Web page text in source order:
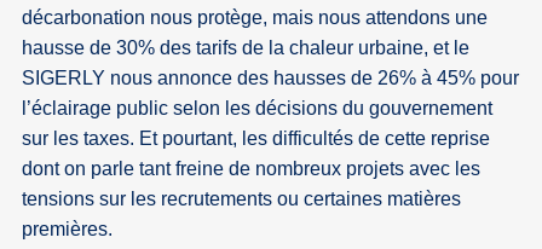
décarbonation nous protège, mais nous attendons une
hausse de 30% des tarifs de la chaleur urbaine, et le
SIGERLY nous annonce des hausses de 26% à 45% pour
l’éclairage public selon les décisions du gouvernement
sur les taxes. Et pourtant, les difficultés de cette reprise
dont on parle tant freine de nombreux projets avec les
tensions sur les recrutements ou certaines matières
premières.